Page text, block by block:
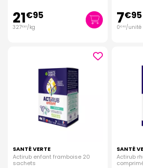
21€95
327€61/kg 7€95
0€40/unité
SANTÉ VERTE
Actirub enfant framboise 20
sachets
SANTÉ
Actirub